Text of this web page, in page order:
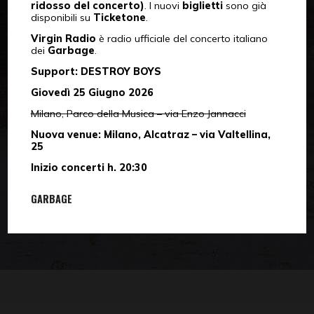
ridosso del concerto). I nuovi bigliettisono già
disponibili su Ticketone.
Virgin Radio è radio ufficiale del concerto italiano
dei Garbage.
Support: DESTROY BOYS
Giovedì 25 Giugno 2026
Milano, Parco della Musica – via Enzo Jannacci
Nuova venue: Milano, Alcatraz – via Valtellina,
25
Inizio concerti h. 20:30
GARBAGE